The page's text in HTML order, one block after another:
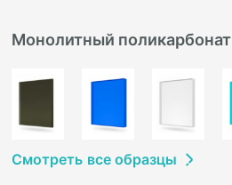
Монолитный поликарбонат
Смотреть все образцы